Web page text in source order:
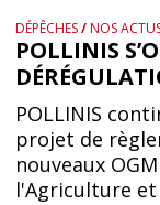
DÉPÊCHES/NOS
POLLINIS
POLLINIS
projet de
nouveaux
l'Agriculture